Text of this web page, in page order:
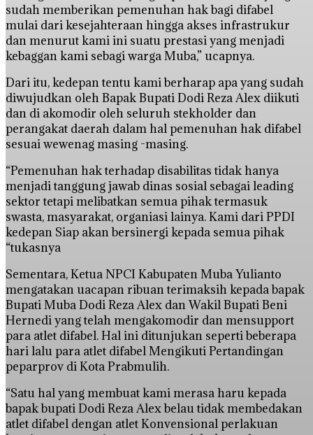
sudah memberikan pemenuhan hak bagi difabel
mulai dari kesejahteraan hingga akses infrastrukur
dan menurut kami ini suatu prestasi yang menjadi
kebaggan kami sebagi warga Muba,” ucapnya.
Dari itu, kedepan tentu kami berharap apa yang sudah
diwujudkan oleh Bapak Bupati Dodi Reza Alex diikuti
dan di akomodir oleh seluruh stekholder dan
perangakat daerah dalam hal pemenuhan hak difabel
sesuai wewenag masing -masing.
“Pemenuhan hak terhadap disabilitas tidak hanya
menjadi tanggung jawab dinas sosial sebagai leading
sektor tetapi melibatkan semua pihak termasuk
swasta, masyarakat, organiasi lainya. Kami dari PPDI
kedepan Siap akan bersinergi kepada semua pihak
“tukasnya
Sementara, Ketua NPCI Kabupaten Muba Yulianto
mengatakan uacapan ribuan terimaksih kepada bapak
Bupati Muba Dodi Reza Alex dan Wakil Bupati Beni
Hernedi yang telah mengakomodir dan mensupport
para atlet difabel. Hal ini ditunjukan seperti beberapa
hari lalu para atlet difabel Mengikuti Pertandingan
peparprov di Kota Prabmulih.
“Satu hal yang membuat kami merasa haru kepada
bapak bupati Dodi Reza Alex belau tidak membedakan
atlet difabel dengan atlet Konvensional perlakuan